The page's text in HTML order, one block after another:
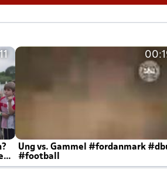
Ung vs. Gammel #fordanmark
#football